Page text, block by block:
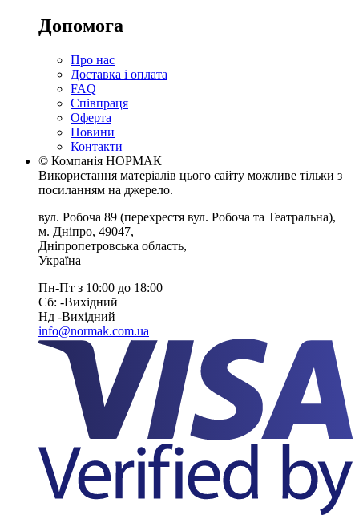
Допомога
Про нас
Доставка і оплата
FAQ
Співпраця
Оферта
Новини
Контакти
© Компанія НОРМАК
Використання матеріалів цього сайту можливе тільки з
посиланням на джерело.
вул. Робоча 89 (перехрестя вул. Робоча та Театральна),
м. Дніпро, 49047,
Дніпропетровська область,
Україна
Пн-Пт з 10:00 до 18:00
Сб: -Вихiдний
Нд -Вихiдний
info@normak.com.ua